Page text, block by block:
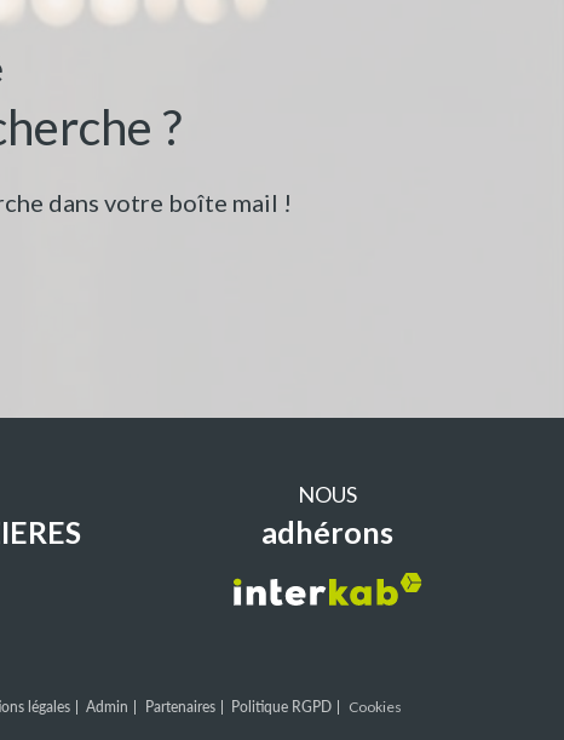
?
dans votre boîte mail !
NOUS
adhérons
légales Admin Partenaires Politique RGPD Cookies